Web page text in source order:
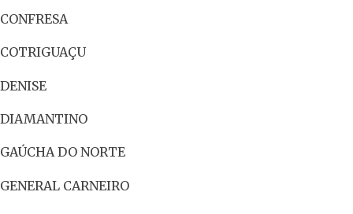
CONFRESA
COTRIGUAÇU
DENISE
DIAMANTINO
GAÚCHA DO NORTE
GENERAL CARNEIRO